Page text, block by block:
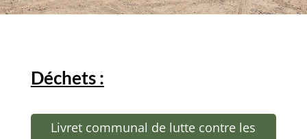
Déchets :
Livret communal de lutte contre les